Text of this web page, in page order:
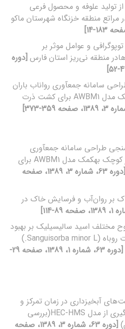
تولید علوفه و محصول فرعی
و عوامل موثر بر
منطقه نی‌ریز استان فارس [دوره
امکان‌سنجی طراحی سامانه جمع‎آوری رواناب باران
در سطوح آبگیر کوچک به‎کمک مدل AWBM1 برای کشت ذرت
امکان‌سنجی طراحی سامانه جمع‎آوری
رواناب باران در سطوح آبگیر کوچک به‎کمک مدل AWBM1 برای
[دوره 63، شماره 3، 1389، صفحه
بر روان‌آب و فرسایش خاک در
مختلف اسید سالیسیلیک بر بهبود
مؤلفه‌های جوانه‌زنی گیاه توت روباه (Sanguisorba minor L.)
[دوره 63، شماره 1، 1389، صفحه 29-
آبخیزداری در زمان تمرکز و
شماره منحنی حوضه با بهره‌گیری از مدل HEC-HMS(بررسی
[دوره 63، شماره 3، 1389، صفحه